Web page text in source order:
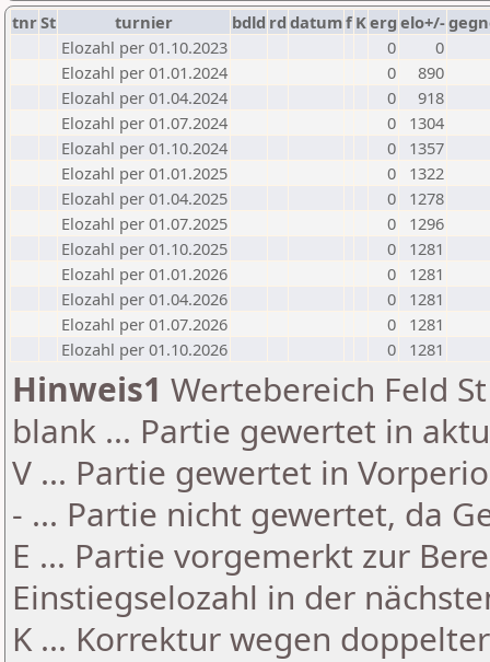
tnrSt turnier bdld rd datumf Kerg elo+/-
Elozahl per 01.10.2023
0
0
Elozahl per 01.01.2024
0
890
Elozahl per 01.04.2024
0
918
Elozahl per 01.07.2024
0
1304
Elozahl per 01.10.2024
0
1357
Elozahl per 01.01.2025
0
1322
Elozahl per 01.04.2025
0
1278
Elozahl per 01.07.2025
0
1296
Elozahl per 01.10.2025
0
1281
Elozahl per 01.01.2026
0
1281
Elozahl per 01.04.2026
0
1281
Elozahl per 01.07.2026
0
1281
Elozahl per 01.10.2026
0 1281
Hinweis1 Wertebereich Feld
blank ... Partie gewertet in
V ... Partie gewertet in
- ... Partie nicht gewertet, da
E ... Partie vorgemerkt zur
Einstiegselozahl in der
K ... Korrektur wegen